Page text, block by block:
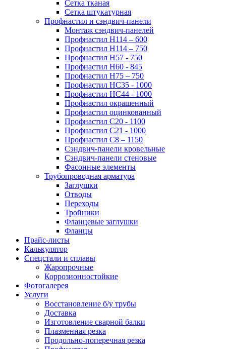
Сетка тканая
Сетка штукатурная
Профнастил и сэндвич-панели
Монтаж сэндвич-панелей
Профнастил Н114 – 600
Профнастил Н114 – 750
Профнастил Н57 - 750
Профнастил Н60 - 845
Профнастил Н75 – 750
Профнастил НС35 - 1000
Профнастил НС44 - 1000
Профнастил окрашенный
Профнастил оцинкованный
Профнастил С20 - 1100
Профнастил С21 - 1000
Профнастил С8 – 1150
Сэндвич-панели кровельные
Сэндвич-панели стеновые
Фасонные элементы
Трубопроводная арматура
Заглушки
Отводы
Переходы
Тройники
Фланцевые заглушки
Фланцы
Прайс-листы
Калькулятор
Спецстали и сплавы
Жаропрочные
Коррозионностойкие
Фотогалерея
Услуги
Восстановление б/у трубы
Доставка
Изготовление сварной балки
Плазменная резка
Продольно-поперечная резка